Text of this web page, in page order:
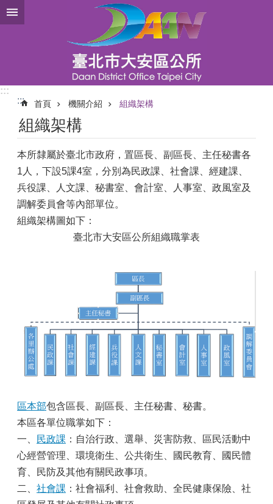
跳到主要內容區塊
:::
:::
首頁 機關介紹 組織架構
組織架構
本所隸屬於臺北市政府，置區長、副區長、主任秘書各
1人，下設5課4室，分別為民政課、社會課、經建課、
兵役課、人文課、秘書室、會計室、人事室、政風室及
調解委員會等內部單位。
組織架構圖如下：
臺北市大安區公所組織職掌表
區本部包含區長、副區長、主任秘書、秘書。
本區各單位職掌如下：
一、
民政課 ：自治行政、選舉、災害防救、區民活動中
心經營管理、環境衛生、公共衛生、國民教育、國民體
育、民防及其他有關民政事項。
二、 社會課 ：社會福利、社會救助、全民健康保險、社